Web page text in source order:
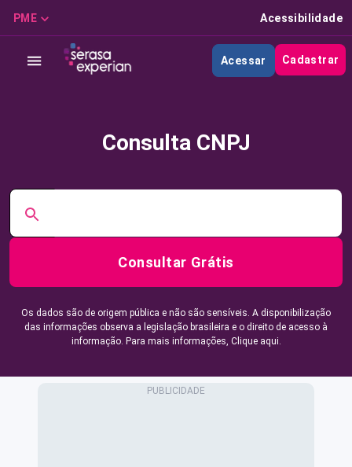
PME Acessibilidade
Acessar Cadastrar
Consulta CNPJ
Consultar Grátis
Os dados são de origem pública e não são sensíveis. A disponibilização
das informações observa a legislação brasileira e o direito de acesso à
informação. Para mais informações, Clique aqui.